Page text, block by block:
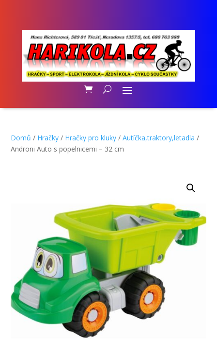
Domů / Hračky / Hračky pro kluky /Autíčka,traktory,letadla /
Androni Auto s popelnicemi – 32 cm